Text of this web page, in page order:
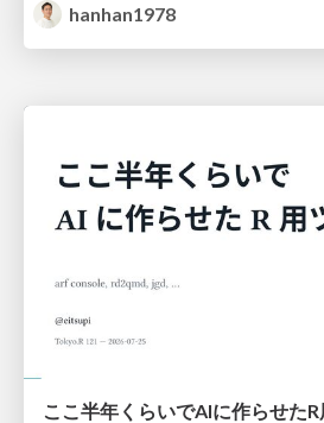
hanhan1978
ここ半年くらいでAIに作らせた